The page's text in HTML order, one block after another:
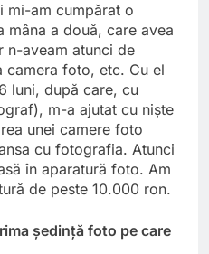
mi-am cumpărat o
a două, care avea
n-aveam atunci de
foto, etc. Cu el
luni, după care, cu
), m-a ajutat cu nişte
unei camere foto
cu fotografia. Atunci
în aparatură foto. Am
de peste 10.000 ron.
şedinţă foto pe care